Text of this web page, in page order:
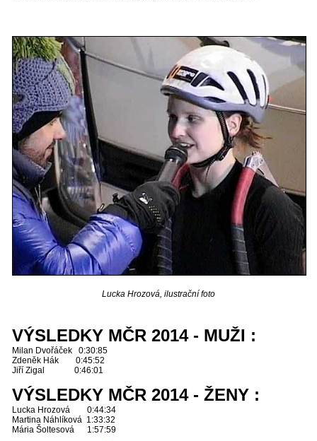
Lucka Hrozová, ilustrační foto
VÝSLEDKY MČR 2014 - MUŽI :
Milan Dvořáček 0:30:85
Zdeněk Hák 0:45:52
Jiří Zigal 0:46:01
VÝSLEDKY MČR 2014 - ŽENY :
Lucka Hrozová 0:44:34
Martina Náhlíková 1:33:32
Mária Šoltesová 1:57:59